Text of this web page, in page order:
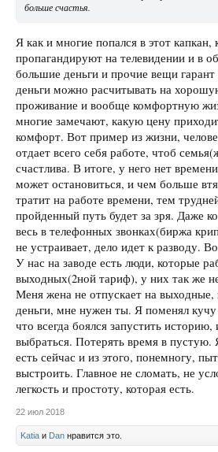
больше счастья.
Я как и многие попался в этот капкан,
пропагандируют на телевидении и в
большие деньги и прочие вещи гарант
деньги можно расчитывать на
проживание и вообще комфортную
многие замечают, какую цену
комфорт. Вот пример из жизни,
отдает всего себя работе, чтоб
счастлива. В итоге, у него нет
может остановиться, и чем больше
тратит на работе времени, тем
пройденный путь будет за зря. Даже
весь в телефонных звонках(биржа
не устраивает, дело идет к разводу.
У нас на заводе есть люди, которые
выходных(2ной тариф), у них так же
Меня жена не отпускает на
деньги, мне нужен ты. Я поменял
что всегда боялся запустить
выбраться. Потерять время в
есть сейчас и из этого, понемногу,
выстроить. Главное не сломать, не
легкость и простоту, которая есть.
22 июл 2018
Katia и Dan нравится это.